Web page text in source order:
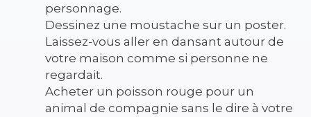
personnage.
Dessinez une moustache sur un poster.
Laissez-vous aller en dansant autour de
votre maison comme si personne ne
regardait.
Acheter un poisson rouge pour un
animal de compagnie sans le dire à votre